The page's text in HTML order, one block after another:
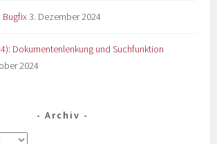
Bugfix 3. Dezember 2024
Dokumentenlenkung und Suchfunktion
2024
Archiv